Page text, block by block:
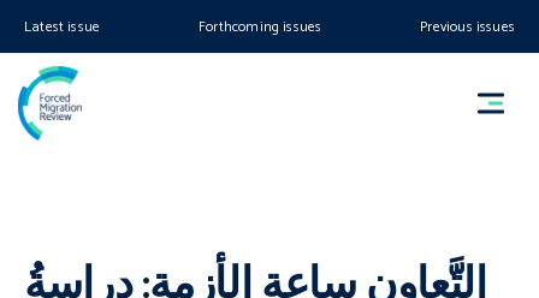
Latest issue Forthcoming issues Previous issues